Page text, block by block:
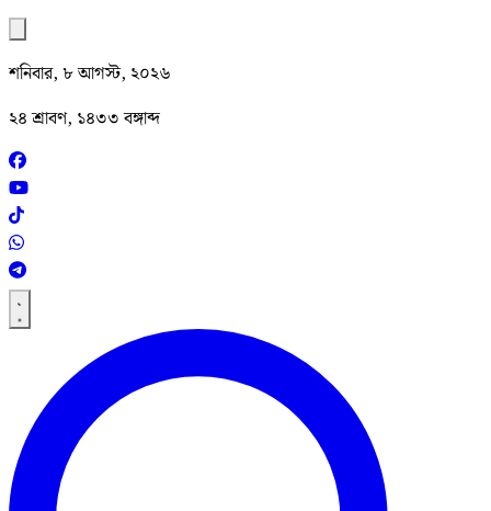
শনিবার, ৮ আগস্ট, ২০২৬
২৪ শ্রাবণ, ১৪৩৩ বঙ্গাব্দ